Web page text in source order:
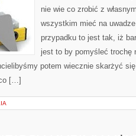
nie wie co zrobić z
wszystkim mieć na
przypadku to jest tak, iż
jest to by pomyśleć trochę
potem wiecznie skarżyć
[…]